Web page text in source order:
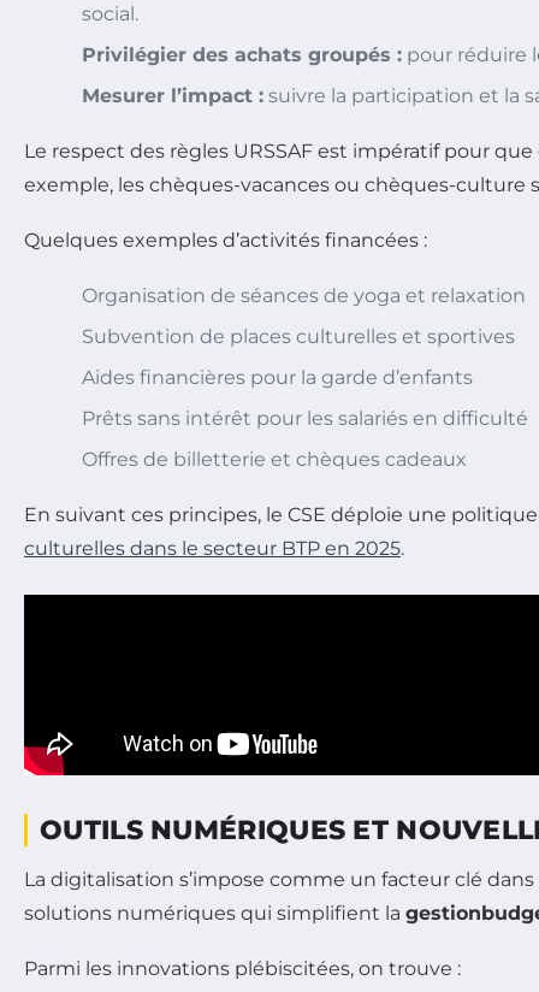
social.
Privilégier des achats groupés : pour réduire
Mesurer l’impact : suivre la participation et la
Le respect des règles URSSAF est impératif pour
exemple, les chèques-vacances ou chèques-
Quelques exemples d’activités financées :
Organisation de séances de yoga et relaxation
Subvention de places culturelles et sportives
Aides financières pour la garde d’enfants
Prêts sans intérêt pour les salariés en difficulté
Offres de billetterie et chèques cadeaux
En suivant ces principes, le CSE déploie une
culturelles dans le secteur BTP en 2025.
OUTILS NUMÉRIQUES ET
La digitalisation s’impose comme un facteur clé
solutions numériques qui simplifient la
Parmi les innovations plébiscitées, on trouve :